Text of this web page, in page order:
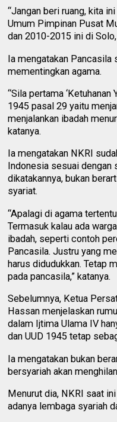
“Jangan beri ruang, kita
Umum Pimpinan Pusat
dan 2010-2015 ini di Solo,
Ia mengatakan Pancasila
mementingkan agama.
“Sila pertama ‘Ketuhanan
1945 pasal 29 yaitu
menjalankan ibadah
katanya.
Ia mengatakan NKRI
Indonesia sesuai
dikatakannya, bukan
syariat.
“Apalagi di agama
Termasuk kalau ada
ibadah, seperti contoh
Pancasila. Justru yang
harus didudukkan. Tetap
pada pancasila,” katanya.
Sebelumnya, Ketua
Hassan menjelaskan
dalam Ijtima Ulama IV
dan UUD 1945 tetap
Ia mengatakan bukan
bersyariah akan
Menurut dia, NKRI saat
adanya lembaga syariah